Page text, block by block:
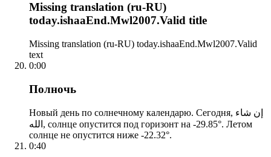
Missing translation (ru-RU)
today.ishaaEnd.Mwl2007.Valid title
Missing translation (ru-RU) today.ishaaEnd.Mwl2007.Valid
text
0:00
Полночь
Новый день по солнечному календарю. Сегодня, إن شاء
الله, солнце опустится под горизонт на -29.85°. Летом
солнце не опустится ниже -22.32°.
0:40